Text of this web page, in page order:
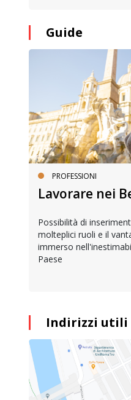
Guide
PROFESSIONI
Lavorare nei
Possibilità di
molteplici ruoli e il
immerso
Paese
Indirizzi utili